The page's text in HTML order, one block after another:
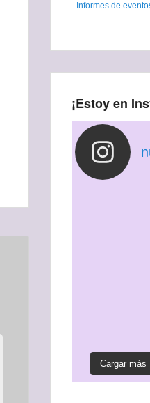
- Informes de
¡Estoy en
Cargar más